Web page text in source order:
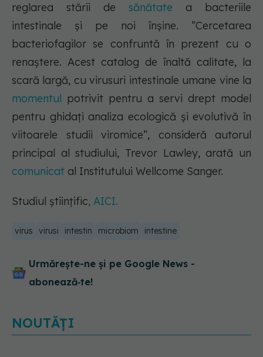
reglarea stării de sănătate a bacteriile
intestinale și pe noi înșine. ”Cercetarea
bacteriofagilor se confruntă în prezent cu o
renaștere. Acest catalog de înaltă calitate, la
scară largă, cu virusuri intestinale umane vine la
momentul potrivit pentru a servi drept model
pentru ghidați analiza ecologică și evolutivă în
viitoarele studii viromice”, consideră autorul
principal al studiului, Trevor Lawley, arată un
comunicat al Institutului Wellcome Sanger.
Studiul științific, AICI.
virus virusi intestin microbiom intestine
Urmărește-ne și pe Google News -
abonează‑te!
NOUTĂȚI